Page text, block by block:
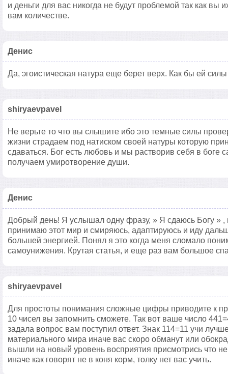
и деньги для вас никогда не будут проблемой так как вы
вам количестве.
Денис
Да, эгоистическая натура еще берет верх. Как бы ей
shiryaevpavel
Не верьте то что вы слышите ибо это темные силы
жизни страдаем под натиском своей натуры которую
сдаваться. Бог есть любовь и мы растворив себя в боге
получаем умиротворение души.
Денис
Добрый день! Я услышал одну фразу, » Я сдаюсь Богу » ,
принимаю этот мир и смиряюсь, адаптируюсь и иду
большей энергией. Понял я это когда меня сломало
самоунижения. Крутая статья, и еще раз вам большое
shiryaevpavel
Для простоты понимания сложные цифры приводите к
10 чисел вы запомнить сможете. Так вот ваше число
задала вопрос вам поступил ответ. Знак 114=11 учи
материального мира иначе вас скоро обманут или
вышли на новый уровень восприятия присмотрись что
иначе как говорят не в коня корм, толку нет вас учить.